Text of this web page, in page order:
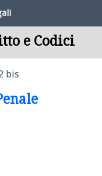
e Codici
bis